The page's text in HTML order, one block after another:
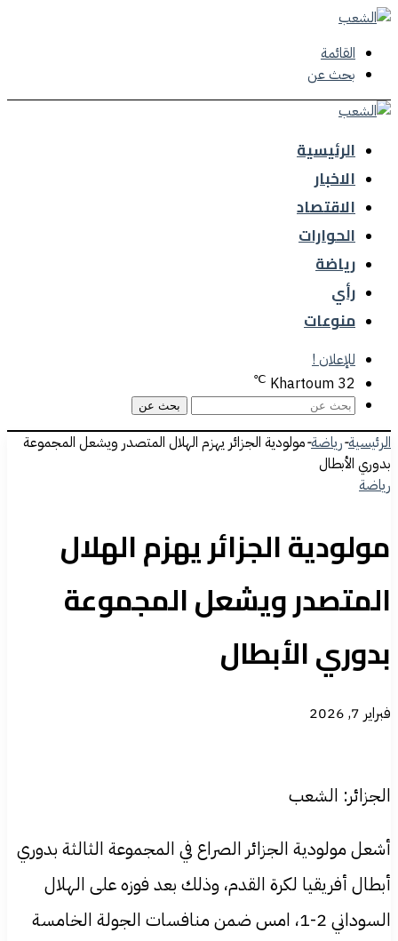
القائمة
بحث عن
الرئيسية
الاخبار
الاقتصاد
الحوارات
رياضة
رأي
منوعات
للإعلان !
Khartoum 32
℃
بحث عن
الرئيسية-رياضة-مولودية الجزائر يهزم الهلال المتصدر ويشعل المجموعة
بدوري الأبطال
رياضة
مولودية الجزائر يهزم الهلال
المتصدر ويشعل المجموعة
بدوري الأبطال
فبراير 7, 2026
الجزائر: الشعب
أشعل مولودية الجزائر الصراع في المجموعة الثالثة بدوري
أبطال أفريقيا لكرة القدم، وذلك بعد فوزه على الهلال
السوداني 2-1، امس ضمن منافسات الجولة الخامسة